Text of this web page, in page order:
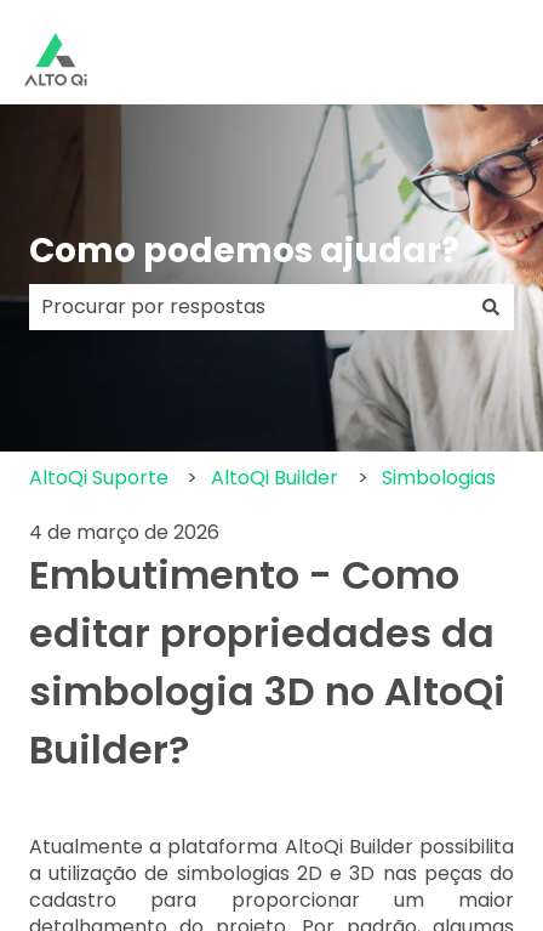
Como podemos ajudar?
Não há sugestões porque o campo de pesquisa
AltoQi Suporte AltoQi Builder
Simbologias
4 de março de 2026
Embutimento - Como
editar propriedades da
simbologia 3D no AltoQi
Builder?
Atualmente a plataforma AltoQi Builder possibilita
a utilização de simbologias 2D e 3D nas peças do
cadastro para proporcionar um maior